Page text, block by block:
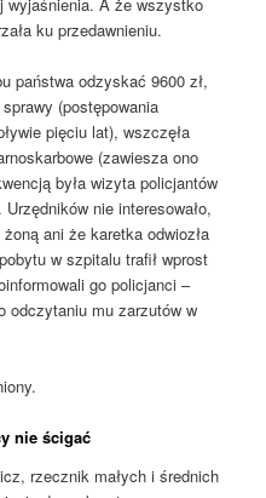
ku przedawnieniu.
państwa odzyskać 9600 zł,
(postępowania
pięciu lat), wszczęła
(zawiesza ono
była wizyta policjantów
nie interesowało,
ani że karetka odwiozła
w szpitalu trafił wprost
go policjanci –
odczytaniu mu zarzutów w
nie ścigać
rzecznik małych i średnich